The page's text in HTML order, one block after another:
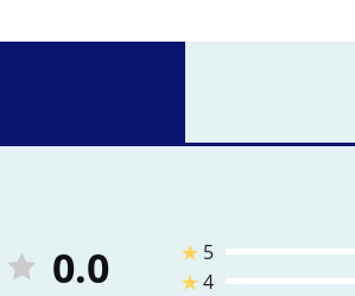
0.0 ★ 5
★4